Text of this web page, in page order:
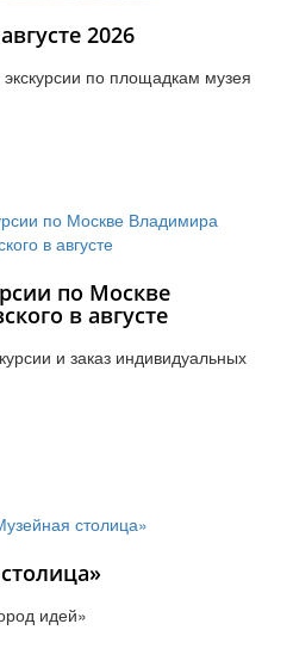
2026
по площадкам музея
по Москве
в августе
и заказ индивидуальных
идей»